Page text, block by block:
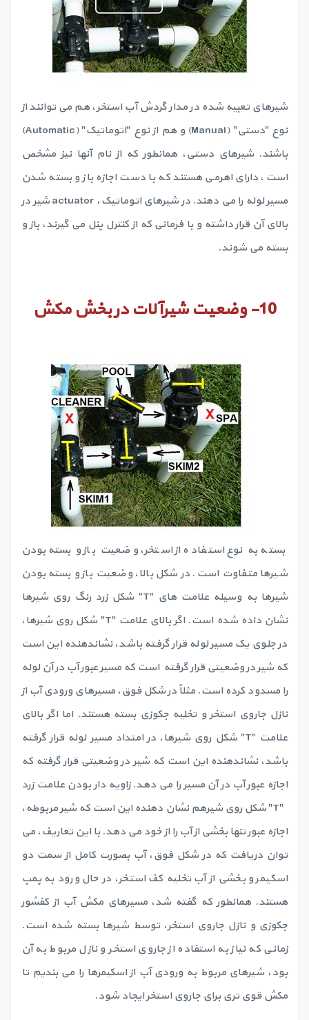
شیرهای تعبیه شده در مدار گردش آب استخر، هم می توانند از
نوع "دستی" (Manual) و هم از نوع "اتوماتیک" (Automatic)
باشند. شیرهای دستی، همانطور که از نام آنها نیز مشخص
است، دارای اهرمی هستند که با دست اجازه باز و بسته شدن
مسیر لوله را می دهند. در شیرهای اتوماتیک، actuator شیر در
بالای آن قرار داشته و با فرمانی که از کنترل پنل می گیرند، باز و
بسته می شوند.
10- وضعیت شیرآلات در بخش مکش
بسته به نوع استفاده از استخر، وضعیت باز و بسته بودن
شیرها متفاوت است. در شکل بالا، وضعیت باز و بسته بودن
شیرها به وسیله علامت های "T" شکل زرد رنگ روی شیرها
نشان داده شده است. اگر بالای علامت "T" شکل روی شیرها،
در جلوی یک مسیر لوله قرار گرفته باشد، نشاندهنده این است
که شیر در وضعیتی قرار گرفته است که مسیر عبور آب در آن لوله
را مسدود کرده است. مثلاً در شکل فوق، مسیرهای ورودی آب از
نازل جاروی استخر و تخلیه جکوزی بسته هستند. اما اگر بالای
علامت "T" شکل روی شیرها، در امتداد مسیر لوله قرار گرفته
باشد، نشاندهنده این است که شیر در وضعیتی قرار گرفته که
اجازه عبور آب در آن مسیر را می دهد. زاویه دار بودن علامت زرد
"T" شکل روی شیرهم نشان دهنده این است که شیر مربوطه،
اجازه عبور تنها بخشی از آب را از خود می دهد. با این تعاریف، می
توان دریافت که در شکل فوق، آب بصورت کامل از سمت دو
اسکیمر و بخشی از آب تخلیه کف استخر، در حال ورود به پمپ
هستند. همانطور که گفته شد، مسیرهای مکش آب از کفشور
جکوزی و نازل جاروی استخر، توسط شیرها بسته شده است.
زمانی که نیاز به استفاده از جاروی استخر و نازل مربوط به آن
بود، شیرهای مربوط به ورودی آب از اسکیمرها را می بندیم تا
مکش قوی تری برای جاروی استخر ایجاد شود.